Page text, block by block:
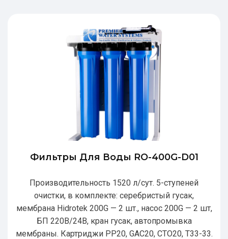
Фильтры Для Воды RO-400G-D01
Производительность 1520 л/сут. 5-ступеней
очистки, в комплекте: серебристый гусак,
мембрана Hidrotek 200G — 2 шт., насос 200G — 2 шт,
БП 220В/24В, кран гусак, автопромывка
мембраны. Картриджи РР20, GAC20, CTO20, T33-33.